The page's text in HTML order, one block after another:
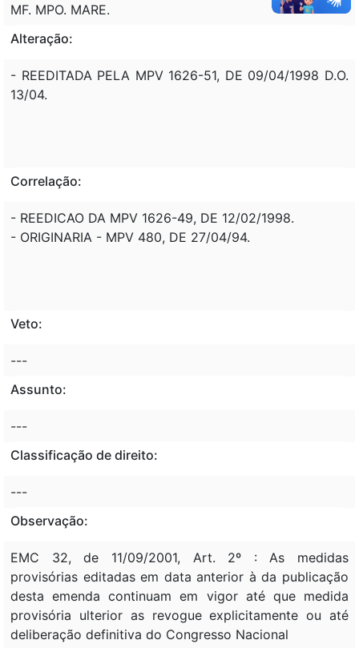
MF. MPO. MARE.
Alteração:
- REEDITADA PELA MPV 1626-51, DE 09/04/1998 D.O.
13/04.
Correlação:
- REEDICAO DA MPV 1626-49, DE 12/02/1998.
- ORIGINARIA - MPV 480, DE 27/04/94.
Veto:
---
Assunto:
---
Classificação de direito:
---
Observação:
EMC 32, de 11/09/2001, Art. 2º : As medidas
provisórias editadas em data anterior à da publicação
desta emenda continuam em vigor até que medida
provisória ulterior as revogue explicitamente ou até
deliberação definitiva do Congresso Nacional